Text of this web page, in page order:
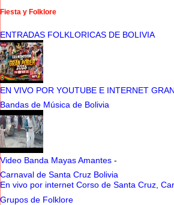
Fiesta y Folklore
ENTRADAS FOLKLORICAS DE BOLIVIA
EN VIVO POR YOUTUBE E INTERNET
Bandas de Música de Bolivia
Video Banda Mayas Amantes -
Carnaval de Santa Cruz Bolivia
En vivo por internet Corso de Santa Cruz,
Grupos de Folklore